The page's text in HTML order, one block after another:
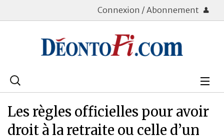
Connexion / Abonnement
Rechercher
Déontologie
Bourse
Les règles officielles pour avoir
droit à la retraite ou celle d’un